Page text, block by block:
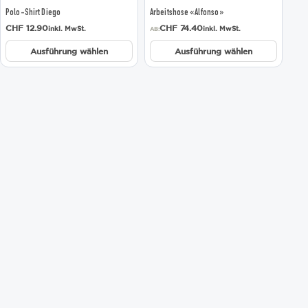
Polo-Shirt Diego
CHF 12.90inkl. MwSt.
Ausführung wählen
Produktseite
gewählt
werden
Arbeitshose «Alfonso»
AB:CHF74.40inkl. MwSt.
Ausführung wählen
Produktseite
gewählt
werden